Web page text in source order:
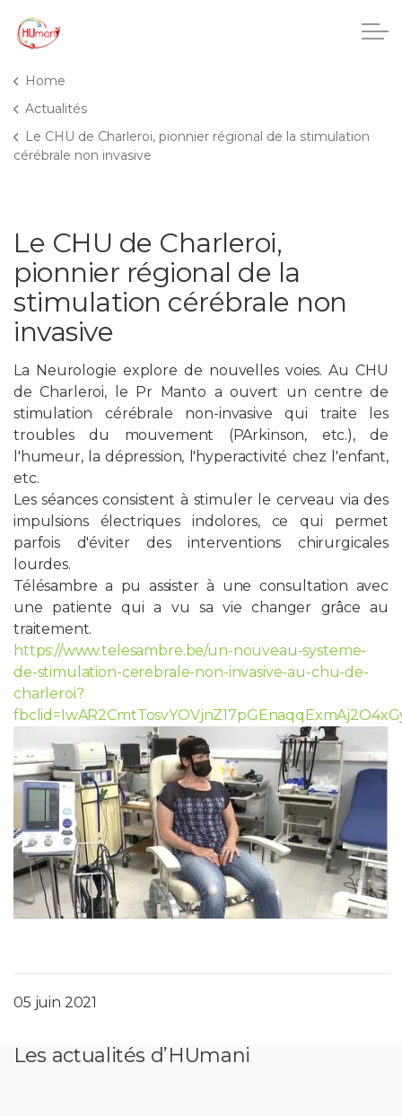
Accéder au contenu
CHU Charleroi-Chimay
Crèches
Pôle enfance et adolescence
Projets IA
HUmani
PROFESSIONNELS DE LA SANTÉ
JOBS ET STAGES
AUDITOIRES
RGPD
071 92 11 11
Home
Actualités
Le CHU de Charleroi, pionnier régional de la stimulation
cérébrale non invasive
Le CHU de Charleroi,
pionnier régional de la
stimulation cérébrale non
invasive
La Neurologie explore de nouvelles voies. Au CHU
de Charleroi, le Pr Manto a ouvert un centre de
stimulation cérébrale non-invasive qui traite les
troubles du mouvement (PArkinson, etc.), de
l'humeur, la dépression, l'hyperactivité chez l'enfant,
etc.
Les séances consistent à stimuler le cerveau via des
impulsions électriques indolores, ce qui permet
parfois d'éviter des interventions chirurgicales
lourdes.
Télésambre a pu assister à une consultation avec
une patiente qui a vu sa vie changer grâce au
traitement.
https://www.telesambre.be/un-nouveau-systeme-
de-stimulation-cerebrale-non-invasive-au-chu-de-
charleroi?
05 juin 2021
Les actualités d’HUmani